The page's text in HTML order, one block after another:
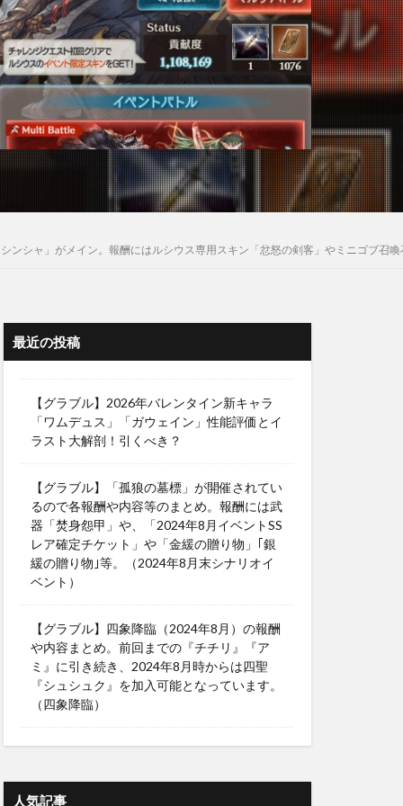
シャ」がメイン。報酬にはルシウス専用スキン「忿怒の剣客」やミニゴブ召喚
最近の投稿
【グラブル】2026年バレンタイン新キャラ
「ワムデュス」「ガウェイン」性能評価とイ
ラスト大解剖！引くべき？
【グラブル】「孤狼の墓標」が開催されてい
るので各報酬や内容等のまとめ。報酬には武
器「焚身怨甲」や、「2024年8月イベントSS
レア確定チケット」や「金緩の贈り物」｢銀
緩の贈り物｣等。（2024年8月末シナリオイ
ベント）
【グラブル】四象降臨（2024年8月）の報酬
や内容まとめ。前回までの『チチリ』『ア
ミ』に引き続き、2024年8月時からは四聖
『シュシュク』を加入可能となっています。
（四象降臨）
人気記事